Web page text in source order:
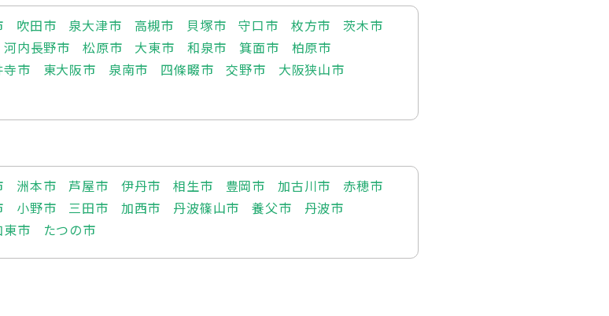
吹田市 泉大津市 高槻市 貝塚市 守口市 枚方市
茨木市
河内長野市 松原市 大東市 和泉市 箕面市
柏原市
寺市 東大阪市 泉南市 四條畷市 交野市
大阪狭山市
洲本市 芦屋市 伊丹市 相生市 豊岡市 加古川市
赤穂市
小野市 三田市 加西市 丹波篠山市 養父市
丹波市
東市 たつの市